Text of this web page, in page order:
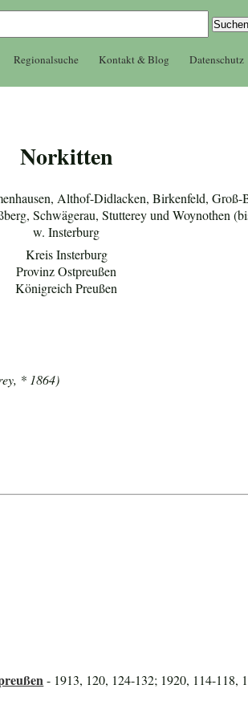
Regionalsuche Kontakt & Blog Datenschutz
Norkitten
Althof-Didlacken, Birkenfeld,
Schwägerau, Stutterey und Woynothen
w. Insterburg
Kreis Insterburg
Provinz Ostpreußen
Königreich Preußen
* 1864)
- 1913, 120, 124-132; 1920, 114-118,